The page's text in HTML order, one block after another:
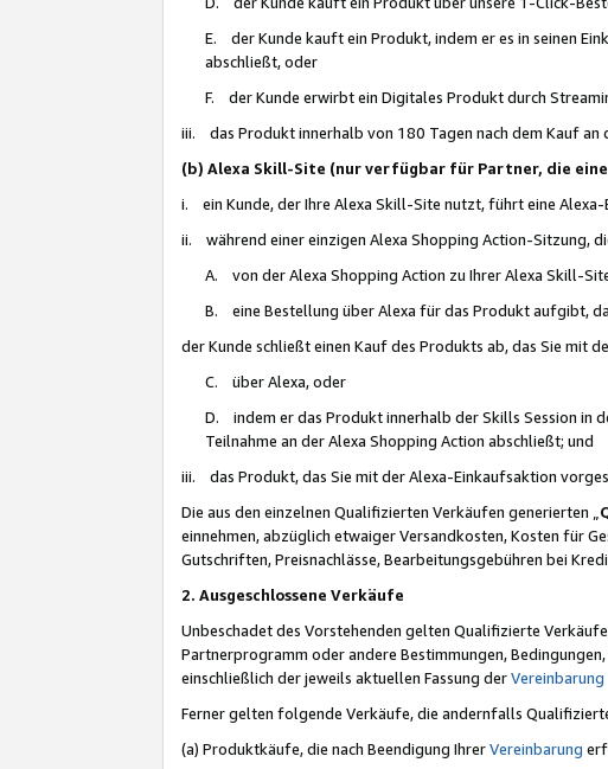
E. der Kunde kauft ein Produkt, indem er es in seinen
abschließt, oder
F. der Kunde erwirbt ein Digitales Produkt durch
iii. das Produkt innerhalb von 180 Tagen nach dem Kauf
(b) Alexa Skill-Site (nur verfügbar für Partner, die
i. ein Kunde, der Ihre Alexa Skill-Site nutzt, führt eine
ii. während einer einzigen Alexa Shopping Action-Sitzung,
A. von der Alexa Shopping Action zu Ihrer Alexa Skill-
B. eine Bestellung über Alexa für das Produkt aufgibt,
der Kunde schließt einen Kauf des Produkts ab, das Sie mit
C. über Alexa, oder
D. indem er das Produkt innerhalb der Skills Session in
Teilnahme an der Alexa Shopping Action abschließt; und
iii. das Produkt, das Sie mit der Alexa-Einkaufsaktion
Die aus den einzelnen Qualifizierten Verkäufen generierten „
einnehmen, abzüglich etwaiger Versandkosten, Kosten für
Gutschriften, Preisnachlässe, Bearbeitungsgebühren bei
2. Ausgeschlossene Verkäufe
Unbeschadet des Vorstehenden gelten Qualifizierte
Partnerprogramm oder andere Bestimmungen,
einschließlich der jeweils aktuellen Fassung derVereinbarung
Ferner gelten folgende Verkäufe, die andernfalls
(a) Produktkäufe, die nach Beendigung IhrerVereinbarung